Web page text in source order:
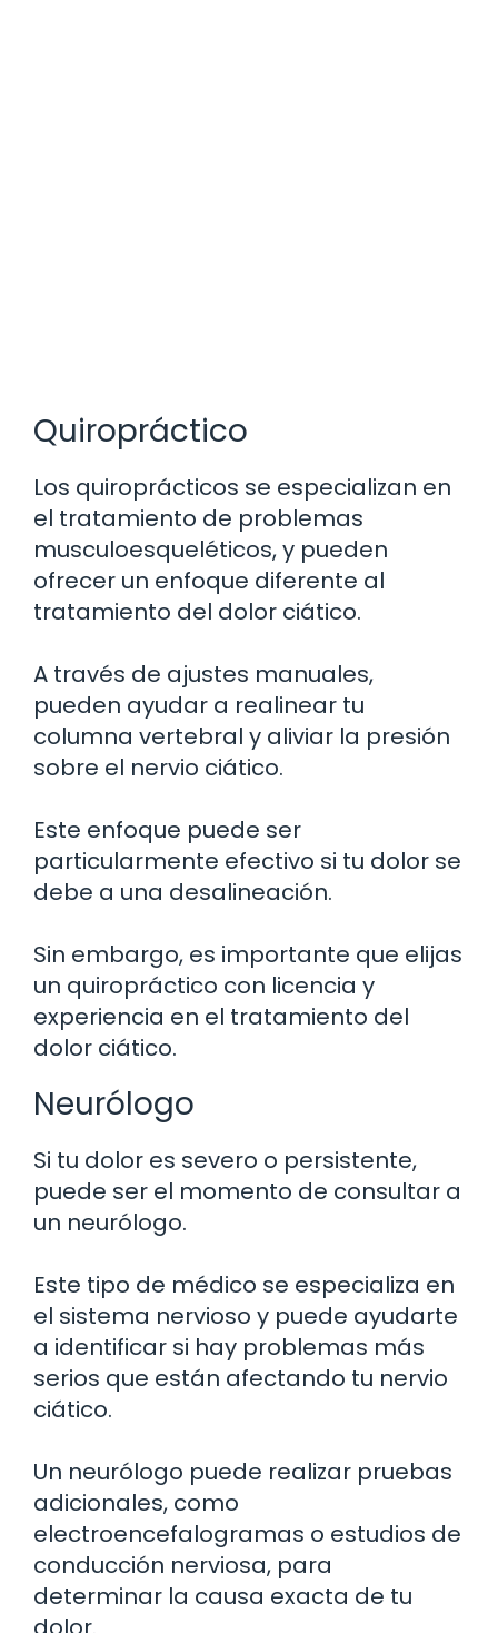
Quiropráctico
Los quiroprácticos se especializan en
el tratamiento de problemas
musculoesqueléticos, y pueden
ofrecer un enfoque diferente al
tratamiento del dolor ciático.
A través de ajustes manuales,
pueden ayudar a realinear tu
columna vertebral y aliviar la presión
sobre el nervio ciático.
Este enfoque puede ser
particularmente efectivo si tu dolor se
debe a una desalineación.
Sin embargo, es importante que elijas
un quiropráctico con licencia y
experiencia en el tratamiento del
dolor ciático.
Neurólogo
Si tu dolor es severo o persistente,
puede ser el momento de consultar a
un neurólogo.
Este tipo de médico se especializa en
el sistema nervioso y puede ayudarte
a identificar si hay problemas más
serios que están afectando tu nervio
ciático.
Un neurólogo puede realizar pruebas
adicionales, como
electroencefalogramas o estudios de
conducción nerviosa, para
determinar la causa exacta de tu